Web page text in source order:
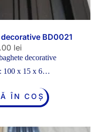
BD0021
lei
decorative
100 x 15 x 6…
ÎN COȘ